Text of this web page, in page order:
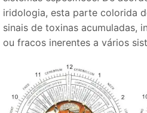
iridologia, esta parte colorida
sinais de toxinas acumuladas,
ou fracos inerentes a vários